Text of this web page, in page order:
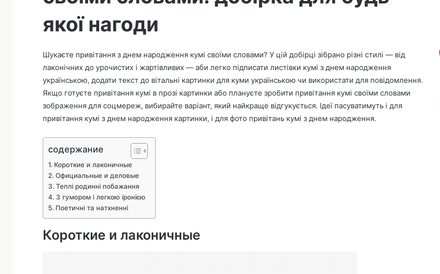
ь
и
м
о
якої нагоди
Шукаєте привітання з днем народження кумі своїми словами? У цій добірці зібрано різні стилі — від
лаконічних до урочистих і жартівливих — аби легко підписати листівки кумі з днем народження
українською, додати текст до вітальні картинки для куми українською чи використати для повідомлення.
Якщо готуєте привітання кумі в прозі картинки або плануєте зробити привітання кумі своїми словами
зображення для соцмереж, вибирайте варіант, який найкраще відгукується. Ідеї пасуватимуть і для
привітання кумі з днем народження картинки, і для фото привітань кумі з днем народження.
содержание
Короткие и лаконичные
Официальные и деловые
Теплі родинні побажання
З гумором і легкою іронією
Поетичні та натхненні
Короткие и лаконичные